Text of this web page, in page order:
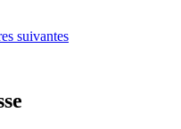
suivantes